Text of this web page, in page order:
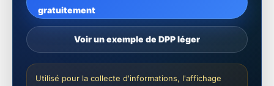
gratuitement
Voir un exemple de DPP léger
Utilisé pour la collecte d'informations, l'affichage